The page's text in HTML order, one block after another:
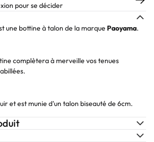
pour se décider
une bottine à talon de la marque Paoyama.
complètera à merveille vos tenues
et est munie d'un talon biseauté de 6cm.